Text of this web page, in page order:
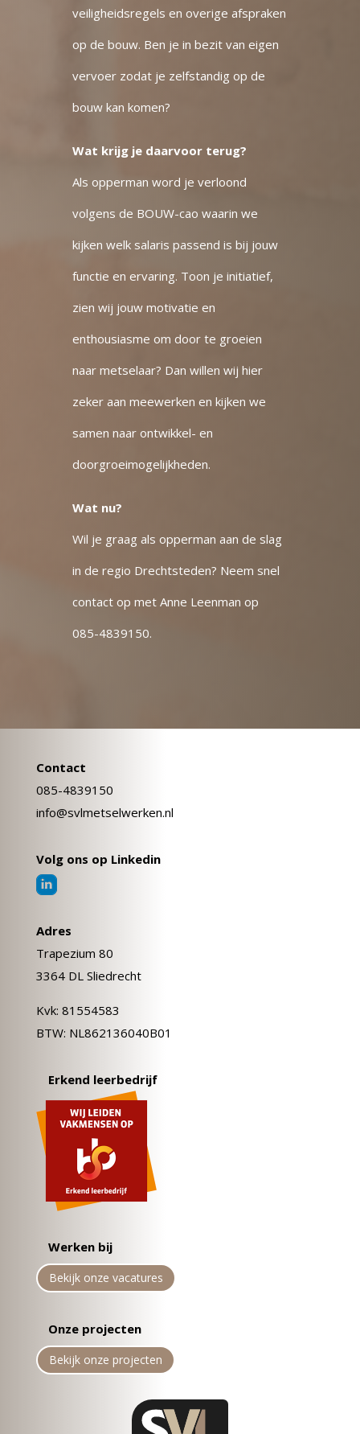
veiligheidsregels en overige afspraken
op de bouw. Ben je in bezit van eigen
vervoer zodat je zelfstandig op de
bouw kan komen?
Wat krijg je daarvoor terug?
Als opperman word je verloond
volgens de BOUW-cao waarin we
kijken welk salaris passend is bij jouw
functie en ervaring. Toon je initiatief,
zien wij jouw motivatie en
enthousiasme om door te groeien
naar metselaar? Dan willen wij hier
zeker aan meewerken en kijken we
samen naar ontwikkel- en
doorgroeimogelijkheden.
Wat nu?
Wil je graag als opperman aan de slag
in de regio Drechtsteden? Neem snel
contact op met Anne Leenman op
085-4839150.
Contact
085-4839150
info@svlmetselwerken.nl
Volg ons op Linkedin
Adres
Trapezium 80
3364 DL Sliedrecht
Kvk: 81554583
BTW: NL862136040B01
Erkend leerbedrijf
Werken bij
Bekijk onze vacatures
Onze projecten
Bekijk onze projecten